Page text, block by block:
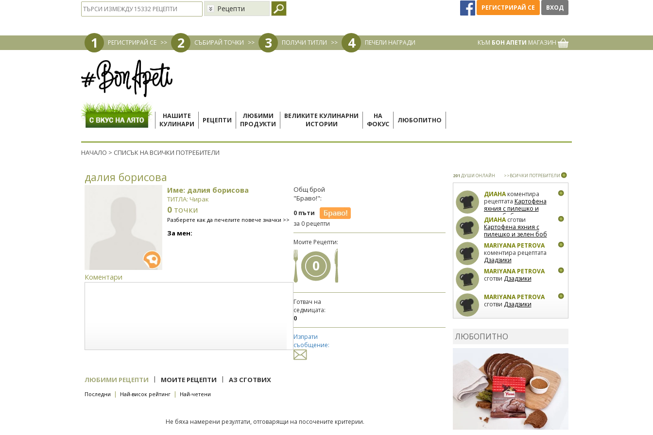
Рецепти РЕГИСТРИРАЙ СЕ ВХОД
1 РЕГИСТРИРАЙ СЕ >> 2 СЪБИРАЙ ТОЧКИ >> 3 ПОЛУЧИ ТИТЛИ >> 4 ПЕЧЕЛИ НАГРАДИ КЪМ БОН АПЕТИ МАГАЗИН
НАШИТЕ
КУЛИНАРИ
РЕЦЕПТИ
ЛЮБИМИ
ПРОДУКТИ
ВЕЛИКИТЕ КУЛИНАРНИ
ИСТОРИИ
НА
ФОКУС
ЛЮБОПИТНО
НАЧАЛО > СПИСЪК НА ВСИЧКИ ПОТРЕБИТЕЛИ
далия борисова
Име: далия борисова
ТИТЛА: Чирак
0 точки
Разберете как да печелите повече значки >>
За мен:
Коментари
Общ брой
"Браво!":
0 пъти
за 0 рецепти
Моите Рецепти:
0
Готвач на
седмицата:
0
Изпрати
съобщение:
ЛЮБИМИ РЕЦЕПТИ | МОИТЕ РЕЦЕПТИ | АЗ СГОТВИХ
Последни | Най-висок рейтинг | Най-четени
Не бяха намерени резултати, отговарящи на посочените критерии.
201 ДУШИ ОНЛАЙН >>ВСИЧКИ ПОТРЕБИТЕЛИ
ДИАНАкоментира
рецептата Картофена
яхния с пилешко и
зелен боб
ДИАНАсготви
Картофена яхния с
пилешко и зелен боб
MARIYANA PETROVA
коментира рецептата
Дзадзики
MARIYANA PETROVA
сготви Дзадзики
MARIYANA PETROVA
сготви Дзадзики
фурна
рецептатаСвински
ребра с печени
картофи
ЛЮБОПИТНО